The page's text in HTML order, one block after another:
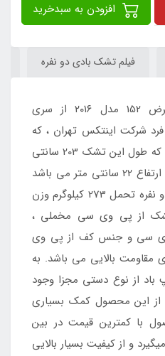
فیلم تشک بادی دو نفره
دو نفره با عرض 152 مدل ۲۰۱۶ از سری
شرکت اینتکس تهران ، که
دارای ابعاد مناسب می باشد که طول این تشک 203 سانتی
متر ، عرض 152 سانتی متر و ارتفاع 22 سانتی متر می باشد
که با این ابعاد تشک بادی دو نفره تحمل 273 کیلوگرم وزن
از پی وی سی مخملی ،
سی و جنس کف از پی وی
مقاومت بالایی می باشد. به
از نوع دستی مجزا وجود
از این محصول کمک بسیاری
با کمترین قیمت در بین
و از کیفیت بسیار بالایی